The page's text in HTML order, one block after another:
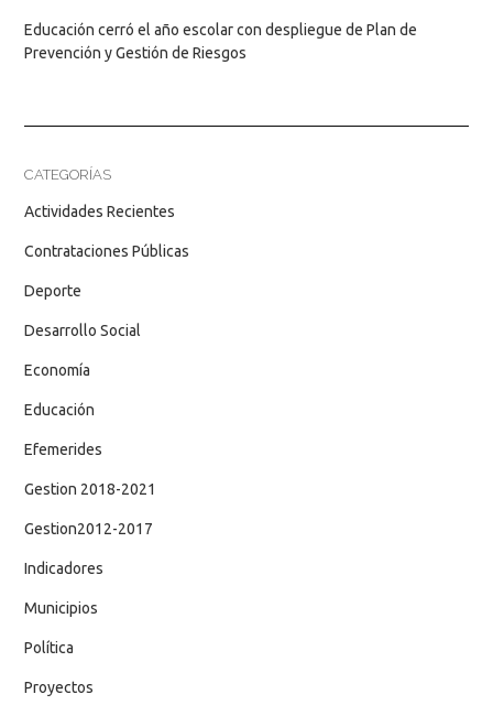
Educación cerró el año escolar con despliegue de Plan de
Prevención y Gestión de Riesgos
CATEGORÍAS
Actividades Recientes
Contrataciones Públicas
Deporte
Desarrollo Social
Economía
Educación
Efemerides
Gestion 2018-2021
Gestion2012-2017
Indicadores
Municipios
Política
Proyectos